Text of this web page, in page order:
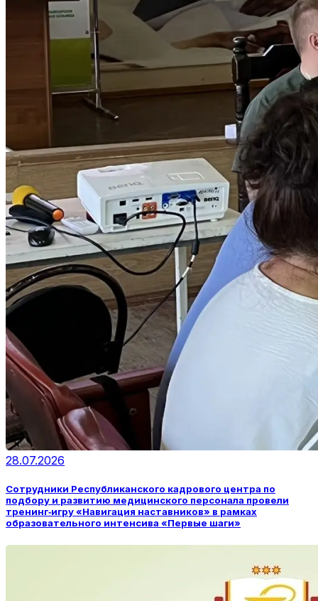
28.07.2026
Сотрудники Республиканского кадрового центра по
подбору и развитию медицинского персонала провели
тренинг‑игру «Навигация наставников» в рамках
образовательного интенсива «Первые шаги»